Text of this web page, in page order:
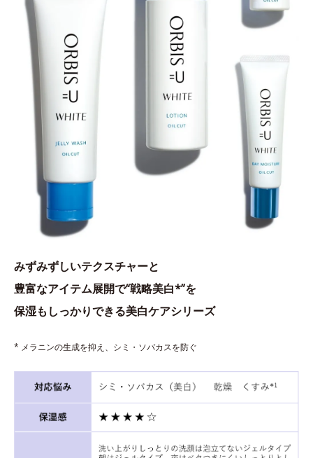
みずみずしいテクスチャーと
豊富なアイテム展開で“戦略美白*”を
保湿もしっかりできる美白ケアシリーズ
* メラニンの生成を抑え、シミ・ソバカスを防ぐ